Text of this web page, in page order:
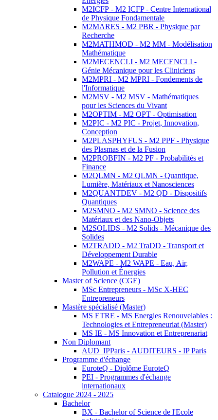
M2ICFP - M2 ICFP - Centre International
de Physique Fondamentale
M2MARES - M2 PBR - Physique par
Recherche
M2MATHMOD - M2 MM - Modélisation
Mathématique
M2MECENCLI - M2 MECENCLI -
Génie Mécanique pour les Cliniciens
M2MPRI - M2 MPRI - Fondements de
l'Informatique
M2MSV - M2 MSV - Mathématiques
pour les Sciences du Vivant
M2OPTIM - M2 OPT - Optimisation
M2PIC - M2 PIC - Projet, Innovation,
Conception
M2PLASPHYFUS - M2 PPF - Physique
des Plasmas et de la Fusion
M2PROBFIN - M2 PF - Probabilités et
Finance
M2QLMN - M2 QLMN - Quantique,
Lumière, Matériaux et Nanosciences
M2QUANTDEV - M2 QD - Dispositifs
Quantiques
M2SMNO - M2 SMNO - Science des
Matériaux et des Nano-Objets
M2SOLIDS - M2 Solids - Mécanique des
Solides
M2TRADD - M2 TraDD - Transport et
Développement Durable
M2WAPE - M2 WAPE - Eau, Air,
Pollution et Énergies
Master of Science (CGE)
MSc Entrepreneurs - MSc X-HEC
Entrepreneurs
Mastère spécialisé (Master)
MS ETRE - MS Energies Renouvelables :
Technologies et Entrepreneuriat (Master)
MS IE - MS Innovation et Entreprenariat
Non Diplomant
AUD_IPParis - AUDITEURS - IP Paris
Programme d'échange
EuroteQ - Diplôme EuroteQ
PEI - Programmes d'échange
internationaux
Catalogue 2024 - 2025
Bachelor
BX - Bachelor of Science de l'Ecole